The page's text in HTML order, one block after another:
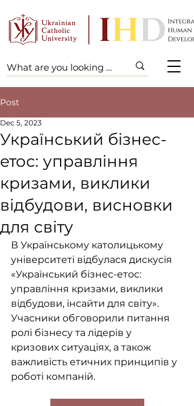
Post
Український бізнес-
етос: управління
кризами, виклики
відбудови, висновки
для світу
Dec 5, 2023
В Українському католицькому
університеті відбулася дискусія
«Український бізнес-етос:
управління кризами, виклики
відбудови, інсайти для світу».
Учасники обговорили питання
ролі бізнесу та лідерів у
кризових ситуаціях, а також
важливість етичних принципів у
роботі компаній.